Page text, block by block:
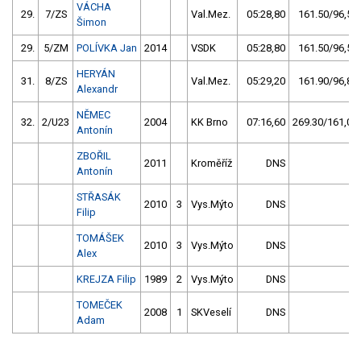
29. 7/ZS
VÁCHA
Šimon
Val.Mez. 05:28,80 161.50/96,5
29. 5/ZM POLÍVKA Jan 2014 VSDK 05:28,80 161.50/96,5
31. 8/ZS
HERYÁN
Alexandr
Val.Mez. 05:29,20 161.90/96,8
32. 2/U23
NĚMEC
Antonín
2004 KK Brno 07:16,60 269.30/161,0
ZBOŘIL
Antonín
2011 Kroměříž DNS
STŘASÁK
Filip
2010 3 Vys.Mýto DNS
TOMÁŠEK
Alex
2010 3 Vys.Mýto DNS
KREJZA Filip 1989 2 Vys.Mýto DNS
TOMEČEK
Adam
2008 1 SKVeselí DNS